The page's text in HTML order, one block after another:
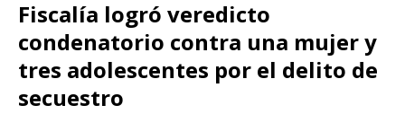
Fiscalía logró veredicto
condenatorio contra una mujer y
tres adolescentes por el delito de
secuestro